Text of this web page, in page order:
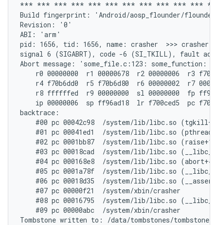
*** *** *** *** *** *** *** *** *** *** ***
Build fingerprint: 'Android/aosp_flounder/
Revision: '0'
ABI: 'arm'
pid: 1656, tid: 1656, name: crasher  >>> crasher
signal 6 (SIGABRT), code -6 (SI_TKILL), fault
Abort message: 'some_file.c:123:
r0 00000000  r1 00000678  r2 00000006  r3
r4 f70b6dd0  r5 f70b6d80  r6 00000002  r7
r8 ffffffed  r9 00000000  sl 00000000  fp
ip 00000006  sp ff96ad18  lr f700ced5  pc
backtrace:
#00 pc 00042c98  /system/lib/libc.so
#01 pc 00041ed1  /system/lib/libc.so
#02 pc 0001bb87  /system/lib/libc.so
#03 pc 00018cad  /system/lib/libc.so
    #04 pc 000168e8  /system/lib/libc.so (abort+4)
#05 pc 0001a78f  /system/lib/libc.so
#06 pc 00018d35  /system/lib/libc.so
    #07 pc 00000f21  /system/xbin/crasher
#08 pc 00016795  /system/lib/libc.so
    #09 pc 00000abc  /system/xbin/crasher
Tombstone written to: /data/tombstones/